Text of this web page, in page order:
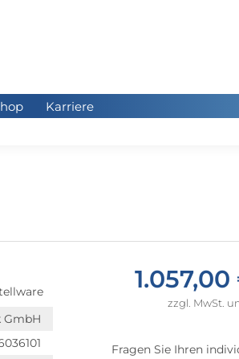
Karriere
GmbH
zzgl. MwSt.
Fragen Sie Ihren